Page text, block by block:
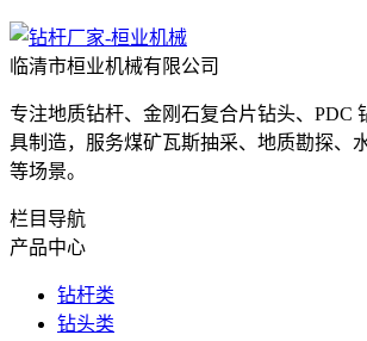
临清市桓业机械有限公司
专注地质钻杆、金刚石复合片钻头、PDC
具制造，服务煤矿瓦斯抽采、地质勘探、
等场景。
栏目导航
产品中心
钻杆类
钻头类